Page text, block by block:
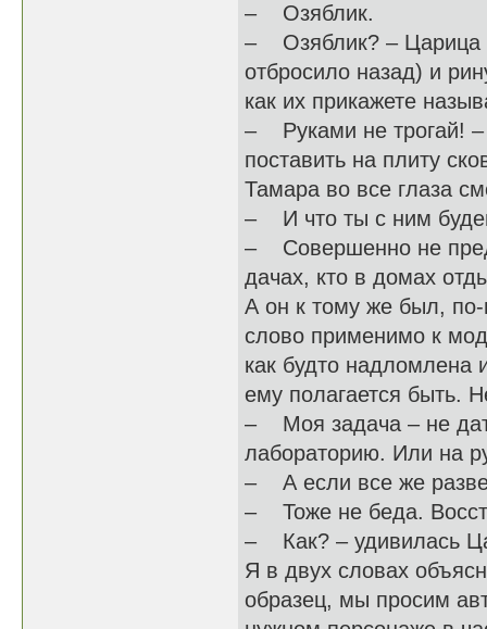
– Озяблик.
– Озяблик? – Царица
отбросило назад) и
как их прикажете
– Руками не трогай! –
поставить на плиту
Тамара во все глаза
– И что ты с ним
– Cовершенно не
дачах, кто в домах
А он к тому же был, по-
слово применимо к
как будто надломлена
ему полагается быть.
– Моя задача – не
лабораторию. Или на
– А если все же
– Тоже не беда.
– Как? – удивилась
Я в двух словах
образец, мы просим